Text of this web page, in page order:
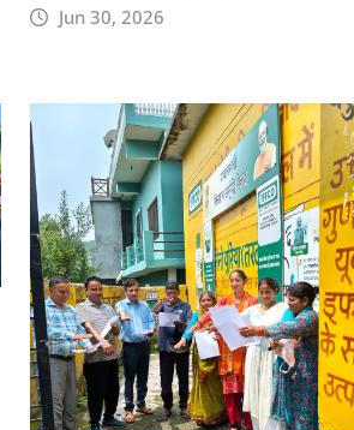
Jun 30, 2026